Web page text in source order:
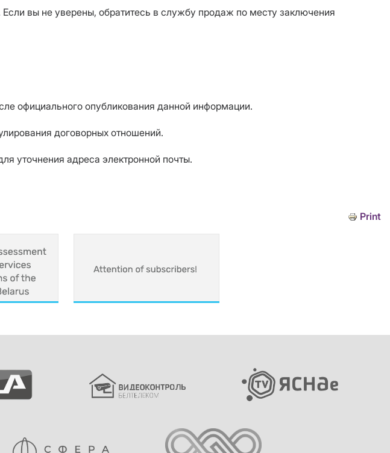
вы не уверены, обратитесь в службу продаж по месту заключения
официального опубликования данной информации.
договорных отношений.
уточнения адреса электронной почты.
Print